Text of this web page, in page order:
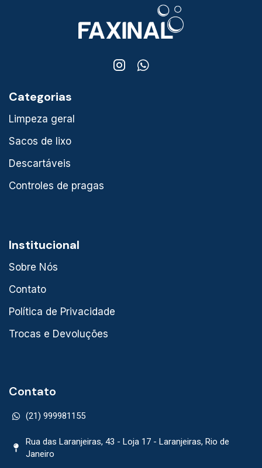
Categorias
Limpeza geral
Sacos de lixo
Descartáveis
Controles de pragas
Institucional
Sobre Nós
Contato
Política de Privacidade
Trocas e Devoluções
Contato
(21) 999981155
Rua das Laranjeiras, 43 - Loja 17 - Laranjeiras, Rio de
Janeiro